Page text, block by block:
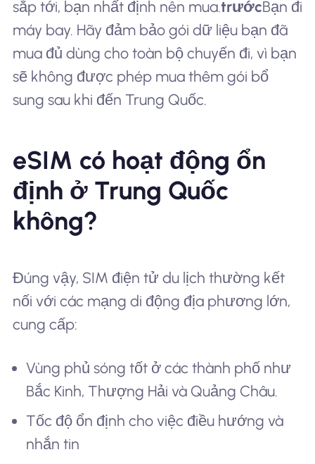
sắp tới, bạn nhất định nên mua.trướcBạn đi
máy bay. Hãy đảm bảo gói dữ liệu bạn đã
mua đủ dùng cho toàn bộ chuyến đi, vì bạn
sẽ không được phép mua thêm gói bổ
sung sau khi đến Trung Quốc.
eSIM có hoạt động ổn
định ở Trung Quốc
không?
Đúng vậy, SIM điện tử du lịch thường kết
nối với các mạng di động địa phương lớn,
cung cấp:
Vùng phủ sóng tốt ở các thành phố như
Bắc Kinh, Thượng Hải và Quảng Châu.
Tốc độ ổn định cho việc điều hướng và
nhắn tin